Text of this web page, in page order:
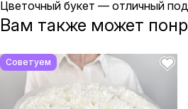
Цветочный букет — отличный
Вам также может
Советуем